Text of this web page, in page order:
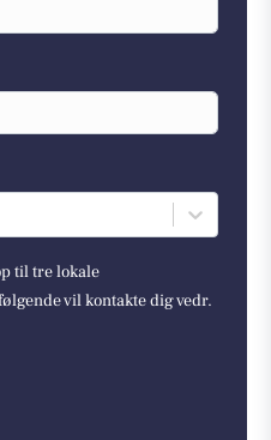
til tre lokale
vil kontakte dig vedr.